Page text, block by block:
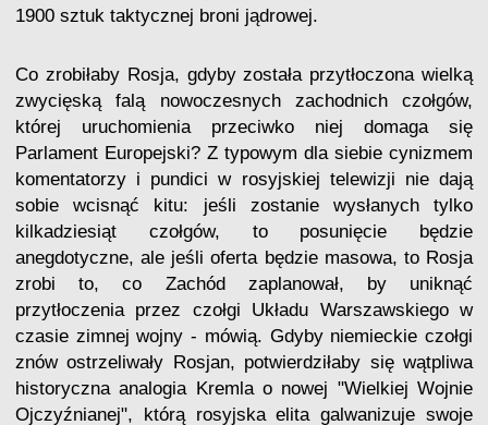
1900 sztuk taktycznej broni jądrowej.
Co zrobiłaby Rosja, gdyby została przytłoczona wielką
zwycięską falą nowoczesnych zachodnich czołgów,
której uruchomienia przeciwko niej domaga się
Parlament Europejski? Z typowym dla siebie cynizmem
komentatorzy i pundici w rosyjskiej telewizji nie dają
sobie wcisnąć kitu: jeśli zostanie wysłanych tylko
kilkadziesiąt czołgów, to posunięcie będzie
anegdotyczne, ale jeśli oferta będzie masowa, to Rosja
zrobi to, co Zachód zaplanował, by uniknąć
przytłoczenia przez czołgi Układu Warszawskiego w
czasie zimnej wojny - mówią. Gdyby niemieckie czołgi
znów ostrzeliwały Rosjan, potwierdziłaby się wątpliwa
historyczna analogia Kremla o nowej "Wielkiej Wojnie
Ojczyźnianej", którą rosyjska elita galwanizuje swoje